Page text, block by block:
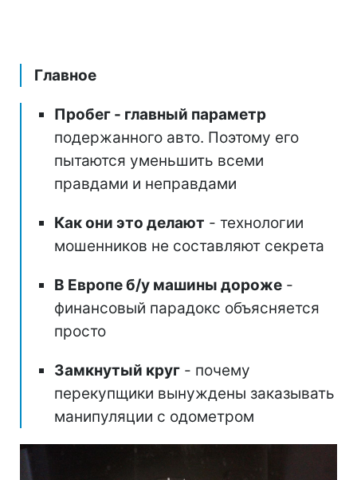
Главное
Пробег - главный параметр
подержанного авто. Поэтому его
пытаются уменьшить всеми
правдами и неправдами
Как они это делают - технологии
мошенников не составляют секрета
В Европе б/у машины дороже -
финансовый парадокс объясняется
просто
Замкнутый круг - почему
перекупщики вынуждены заказывать
манипуляции с одометром